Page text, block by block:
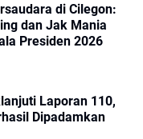
di Cilegon:
dan Jak Mania
Presiden 2026
Laporan 110,
Dipadamkan